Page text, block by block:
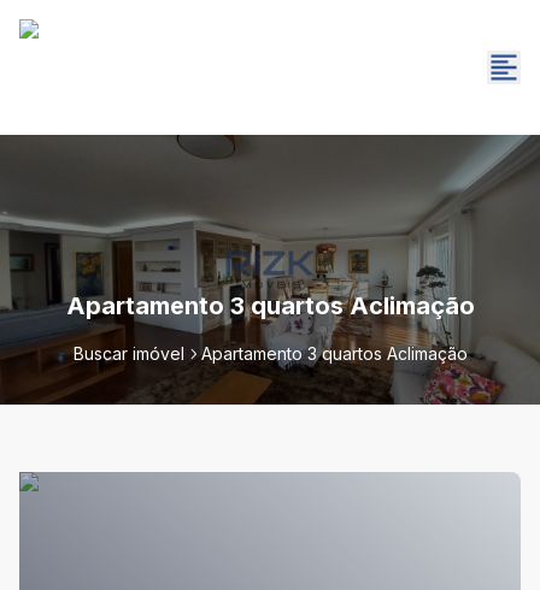
Apartamento 3 quartos Aclimação
Buscar imóvel Apartamento 3 quartos Aclimação